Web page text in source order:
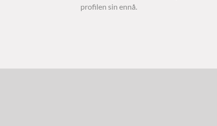
profilen sin ennå.